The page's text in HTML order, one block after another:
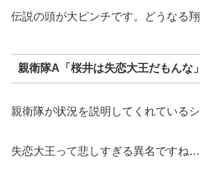
伝説の頭が大ピンチです。どうなる
親衛隊A「桜井は失恋大王だもんな」
親衛隊が状況を説明してくれているシ
失恋大王って悲しすぎる異名ですね…